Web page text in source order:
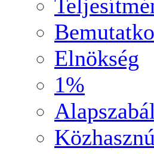
Elnökség
1%